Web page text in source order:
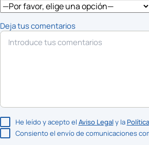
Deja tus comentarios
He leído y acepto el Aviso Legaly la
Consiento el envío de comunicaciones